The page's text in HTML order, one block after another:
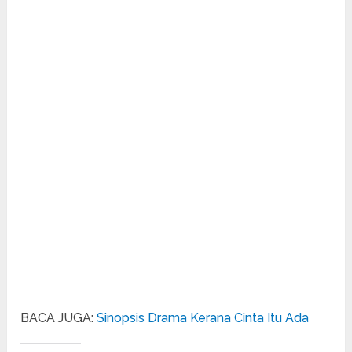
BACA JUGA:Sinopsis Drama Kerana Cinta Itu Ada